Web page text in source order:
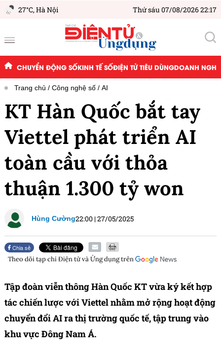
27°C,Hà Nội Thứ sáu 07/08/2026 22:17
CHUYỂN ĐỘNG SỐKINH TẾ SỐĐIỆN TỬ TIÊU DÙNGDOANH
Trang chủ Công nghệ số AI
KT Hàn Quốc bắt tay
Viettel phát triển AI
toàn cầu với thỏa
thuận 1.300 tỷ won
Hùng Cường22:00 |27/05/2025
Chia sẻ
Theo dõi tạp chíĐiện tử và Ứng dụngtrên
Tập đoàn viễn thông Hàn Quốc KT vừa ký kết hợp
tác chiến lược với Viettel nhằm mở rộng hoạt động
chuyển đổi AI ra thị trường quốc tế, tập trung vào
khu vực Đông Nam Á.